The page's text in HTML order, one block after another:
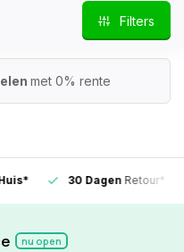
Filters
met 0% rente
30 DagenRetour*
nu open